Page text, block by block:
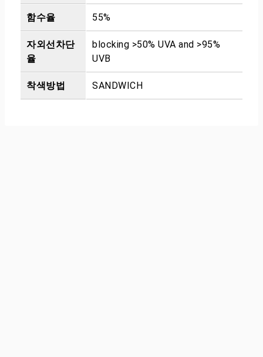
함수율 55%
자외선차단
율
blocking >50% UVA and >95%
UVB
착색방법 SANDWICH